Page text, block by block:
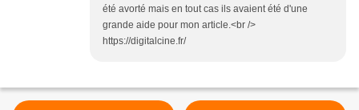
été avorté mais en tout cas ils avaient été d'une
grande aide pour mon article.<br />
https://digitalcine.fr/